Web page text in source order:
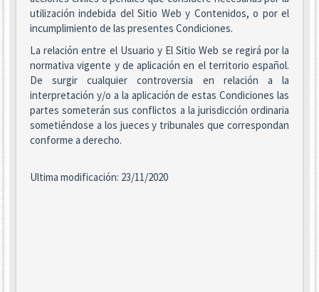
utilización indebida del Sitio Web y Contenidos, o por el
incumplimiento de las presentes Condiciones.
La relación entre el Usuario y El Sitio Web se regirá por la
normativa vigente y de aplicación en el territorio español.
De surgir cualquier controversia en relación a la
interpretación y/o a la aplicación de estas Condiciones las
partes someterán sus conflictos a la jurisdicción ordinaria
sometiéndose a los jueces y tribunales que correspondan
conforme a derecho.
Ultima modificación: 23/11/2020